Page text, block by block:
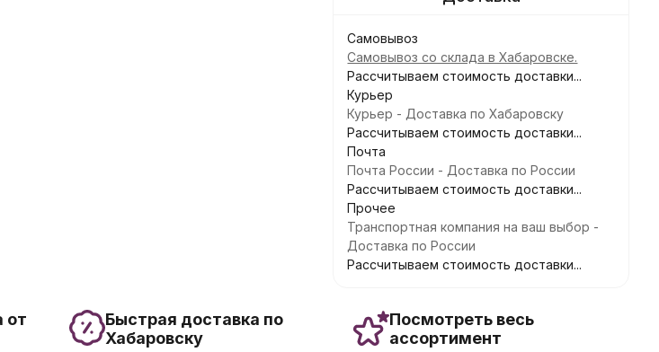
Самовывоз
Самовывоз со склада в Хабаровске.
Рассчитываем стоимость доставки...
Курьер
Курьер - Доставка по Хабаровску
Рассчитываем стоимость доставки...
Почта
Почта России - Доставка по России
Рассчитываем стоимость доставки...
Прочее
Транспортная компания на ваш выбор -
Доставка по России
Рассчитываем стоимость доставки...
от
Быстрая доставка по
Хабаровску
Посмотреть весь
ассортимент